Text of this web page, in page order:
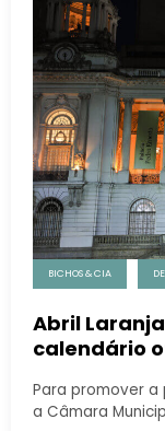
BICHOS & CIA
Abril
calendário
Para promover
a Câmara